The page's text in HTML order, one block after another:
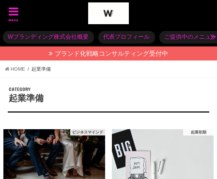
menu
Wブランディング株式会社概要 代表プロフィール ご提供中のメニュー
ブランド化戦略コンサルティング受付中
HOME 起業準備
CATEGORY
起業準備
ビジネスマインド 起業初期